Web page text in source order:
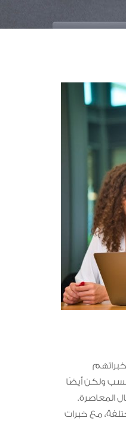
ولكن أيضًا
المعاصرة.
مع خبرات